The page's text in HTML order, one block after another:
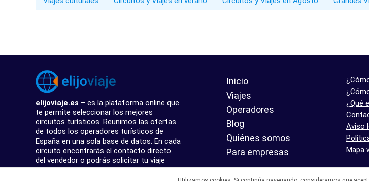
elijoviaje.es – es la plataforma online que
te permite seleccionar los mejores
circuitos turísticos. Reunimos las ofertas
de todos los operadores turísticos de
España en una sola base de datos. En cada
circuito encontrarás el contacto directo
del vendedor o podrás solicitar tu viaje
online.
Inicio
Viajes
Operadores
Blog
Quiénes somos
Para empresas
¿Qué
Aviso
Mapa